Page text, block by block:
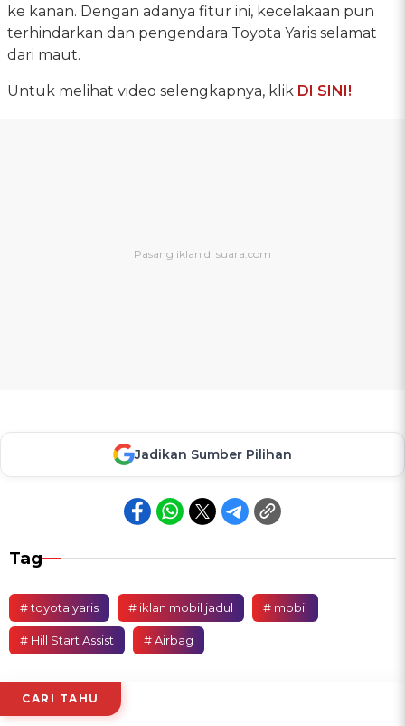
ke kanan. Dengan adanya fitur ini, kecelakaan pun
terhindarkan dan pengendara Toyota Yaris selamat
dari maut.
Untuk melihat video selengkapnya, klik DI SINI!
Jadikan Sumber Pilihan
Tag
# toyota yaris # iklan mobil jadul # mobil
# Hill Start Assist # Airbag
CARI TAHU